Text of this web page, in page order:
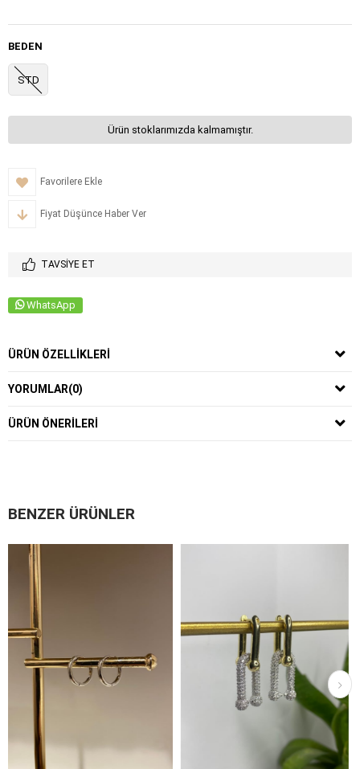
BEDEN
STD
Ürün stoklarımızda kalmamıştır.
Favorilere Ekle
Fiyat Düşünce Haber Ver
TAVSIYE ET
WhatsApp
ÜRÜN ÖZELLIKLERI
YORUMLAR(0)
ÜRÜN ÖNERILERI
BENZER ÜRÜNLER